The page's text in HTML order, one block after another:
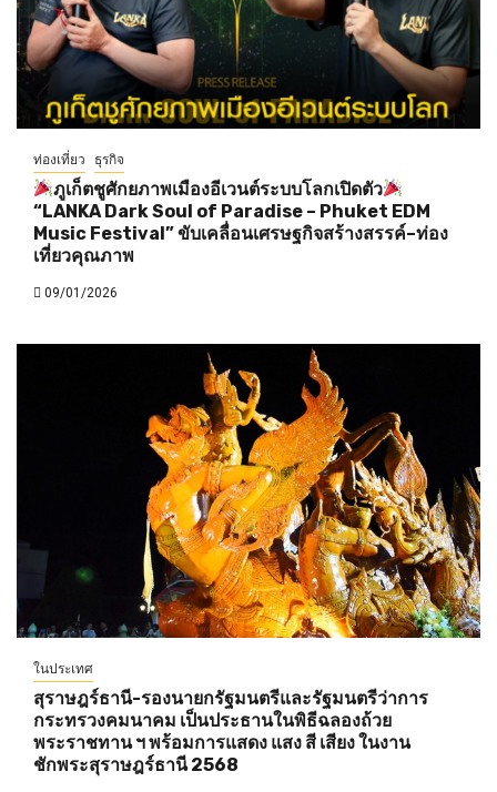
ท่องเที่ยว ธุรกิจ
ภูเก็ตชูศักยภาพเมืองอีเวนต์ระบบโลกเปิดตัว
“LANKA Dark Soul of Paradise – Phuket EDM
Music Festival” ขับเคลื่อนเศรษฐกิจสร้างสรรค์–ท่อง
เที่ยวคุณภาพ
09/01/2026
ในประเทศ
สุราษฎร์ธานี-รองนายกรัฐมนตรีและรัฐมนตรีว่าการ
กระทรวงคมนาคม เป็นประธานในพิธีฉลองถ้วย
พระราชทาน ฯ พร้อมการแสดง แสง สี เสียง ในงาน
ชักพระสุราษฎร์ธานี 2568